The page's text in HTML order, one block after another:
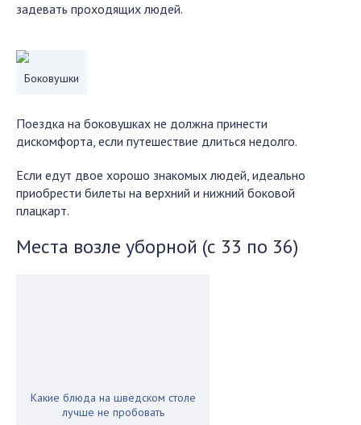
задевать проходящих людей.
Боковушки
Поездка на боковушках не должна принести
дискомфорта, если путешествие длиться недолго.
Если едут двое хорошо знакомых людей, идеально
приобрести билеты на верхний и нижний боковой
плацкарт.
Места возле уборной (с 33 по 36)
Какие блюда на шведском столе
лучше не пробовать